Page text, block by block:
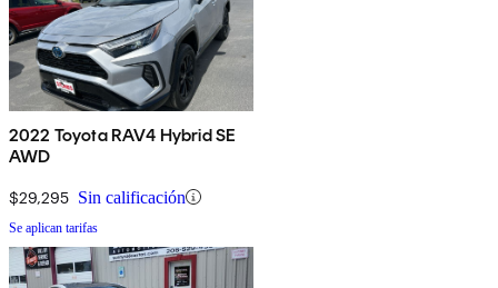
2022 Toyota RAV4 Hybrid SE
AWD
$29,295 Sin calificación
Se aplican tarifas